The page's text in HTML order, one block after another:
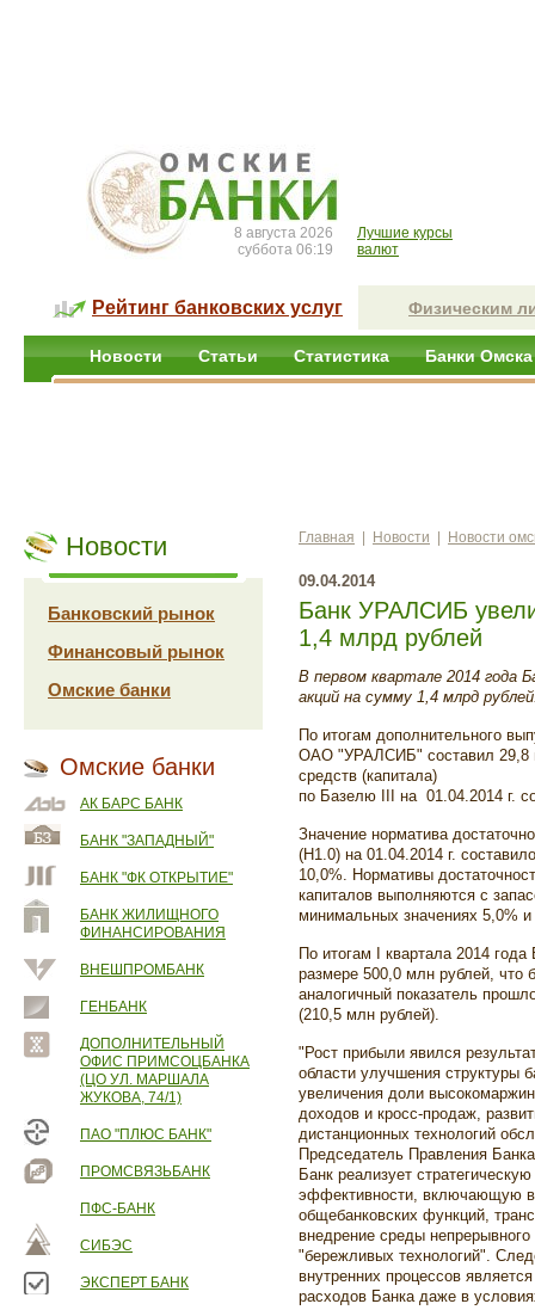
8 августа 2026
суббота 06:19
Лучшие курсы
валют
Рейтинг банковских услуг Физическим
Новости Статьи Статистика Банки Омска
Новости
Банковский рынок
Финансовый рынок
Омские банки
Омские банки
АК БАРС БАНК
БАНК "ЗАПАДНЫЙ"
БАНК "ФК ОТКРЫТИЕ"
БАНК ЖИЛИЩНОГО
ФИНАНСИРОВАНИЯ
ВНЕШПРОМБАНК
ГЕНБАНК
ДОПОЛНИТЕЛЬНЫЙ
ОФИС ПРИМСОЦБАНКА
(ЦО УЛ. МАРШАЛА
ЖУКОВА, 74/1)
ПАО "ПЛЮС БАНК"
ПРОМСВЯЗЬБАНК
ПФС-БАНК
СИБЭС
ЭКСПЕРТ БАНК
Главная Новости Новости
09.04.2014
Банк УРАЛСИБ
1,4 млрд рублей
В первом квартале 2014 года
акций на сумму 1,4 млрд
По итогам дополнительного
ОАО "УРАЛСИБ" составил 29,8
средств (капитала)
по Базелю III на 01.04.2014 г.
Значение норматива
(Н1.0) на 01.04.2014 г.
10,0%. Нормативы
капиталов выполняются с
минимальных значениях 5,0% и
По итогам I квартала 2014
размере 500,0 млн рублей, что
аналогичный показатель
(210,5 млн рублей).
"Рост прибыли явился
области улучшения структуры
увеличения доли
доходов и кросс-продаж,
дистанционных технологий
Председатель Правления
Банк реализует
эффективности, включающую
общебанковских функций,
внедрение среды
"бережливых технологий".
внутренних процессов
расходов Банка даже в